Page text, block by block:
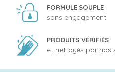
FORMULE SOUPLE
sans engagement
PRODUITS VÉRIFIÉS
et nettoyés par nos